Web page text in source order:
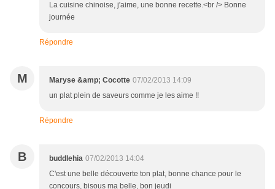
La cuisine chinoise, j'aime, une bonne recette.<br /> Bonne
journée
Répondre
M Maryse &amp; Cocotte 07/02/2013 14:09
un plat plein de saveurs comme je les aime !!
Répondre
B buddlehia 07/02/2013 14:04
C'est une belle découverte ton plat, bonne chance pour le
concours, bisous ma belle, bon jeudi